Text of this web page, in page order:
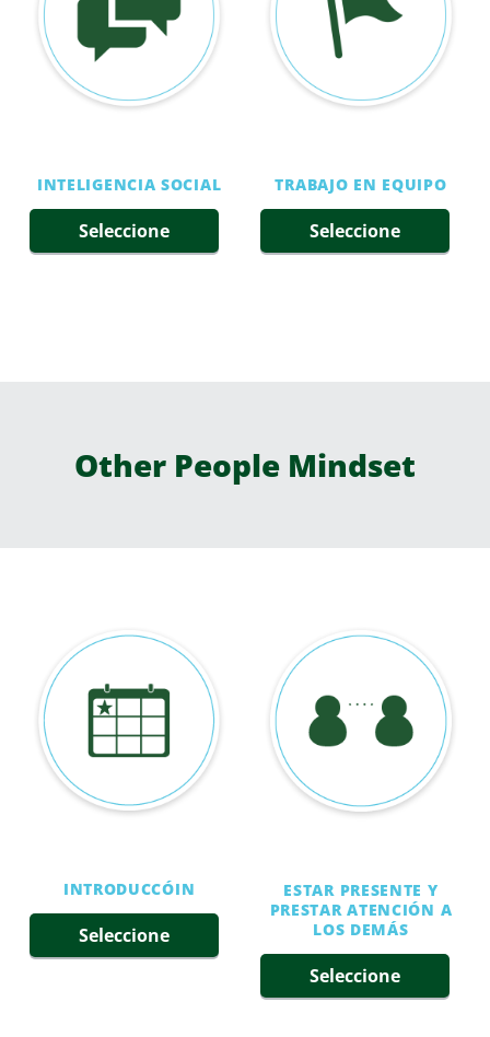
INTELIGENCIA SOCIAL
Seleccione
TRABAJO EN EQUIPO
Seleccione
Other People Mindset
INTRODUCCÓIN
Seleccione
ESTAR PRESENTE Y
PRESTAR ATENCIÓN A
LOS DEMÁS
Seleccione